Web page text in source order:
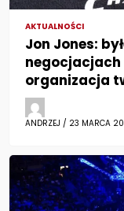
AKTUALNOŚCI
Jon Jones:
negocjacjach
organizacja
ANDRZEJ / 23 MARCA